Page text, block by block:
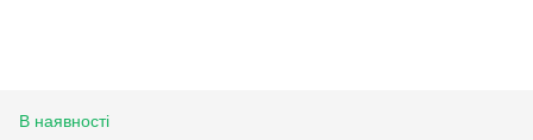
В наявності